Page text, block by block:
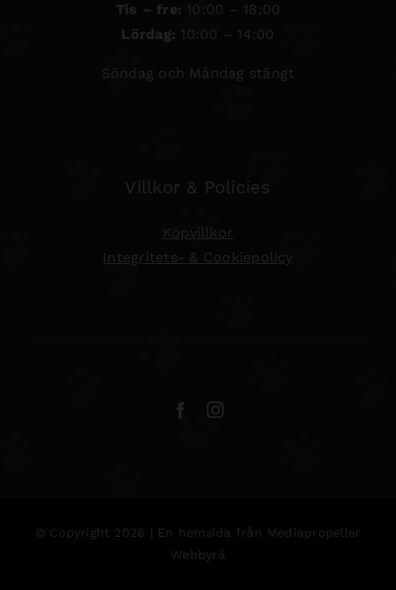
Tis – fre: 10:00 – 18:00
Lördag: 10:00 – 14:00
Söndag och Måndag stängt
Villkor & Policies
Köpvillkor
Integritets- & Cookiepolicy
© Copyright 2026 | En hemsida från Mediapropeller
Webbyrå